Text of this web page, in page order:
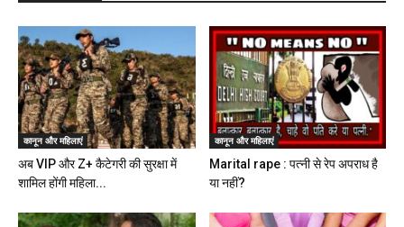
कानून और महिलाएं
अब VIP और Z+ कैटेगरी की सुरक्षा में
शामिल होंगी महिला...
कानून और महिलाएं
Marital rape : पत्नी से रेप अपराध है
या नहीं?